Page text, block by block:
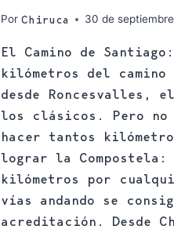
Por Chiruca 30 de
El Camino de
kilómetros del camino
desde Roncesvalles,
los clásicos. Pero no
hacer tantos
lograr la Compostela:
kilómetros por
vías andando se
acreditación. Desde